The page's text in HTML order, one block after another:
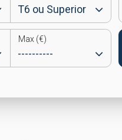
Max (€)